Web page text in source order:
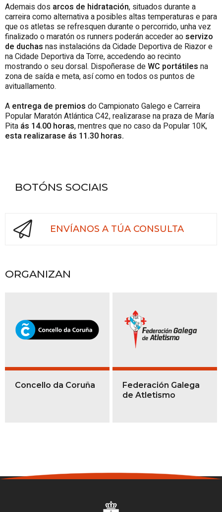
Ademais dos arcos de hidratación, situados durante a
carreira como alternativa a posibles altas temperaturas e para
que os atletas se refresquen durante o percorrido, unha vez
finalizado o maratón os runners poderán acceder aoservizo
de duchas nas instalacións da Cidade Deportiva de Riazor e
na Cidade Deportiva da Torre, accedendo ao recinto
mostrando o seu dorsal. Dispoñerase deWC portátiles na
zona de saída e meta, así como en todos os puntos de
avituallamento.
A entrega de premios do Campionato Galego e Carreira
Popular Maratón Atlántica C42, realizarase na praza de María
Pita ás 14.00 horas, mentres que no caso da Popular 10K,
esta realizarase ás 11.30 horas.
BOTÓNS SOCIAIS
ENVÍANOS A TÚA CONSULTA
ORGANIZAN
Concello da Coruña
Federación Galega
de Atletismo